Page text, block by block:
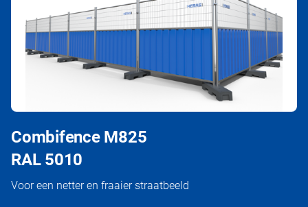
Combifence M825
RAL 5010
Voor een netter en fraaier straatbeeld